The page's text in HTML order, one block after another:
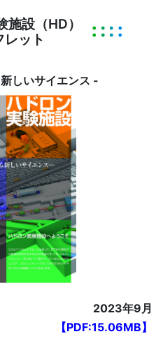
施設（HD）
レット
しいサイエンス -
2023年9月
【PDF:15.06MB】